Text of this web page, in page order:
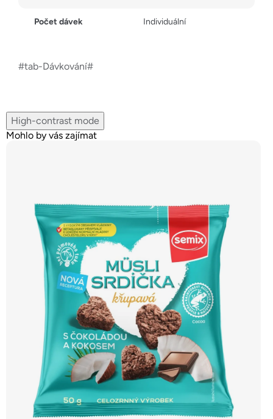
Počet dávek Individuální
#tab-Dávkování#
High-contrast mode
Mohlo by vás zajímat